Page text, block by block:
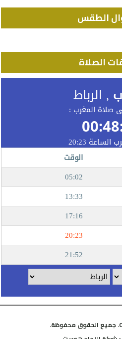
الطقس
الصلاة